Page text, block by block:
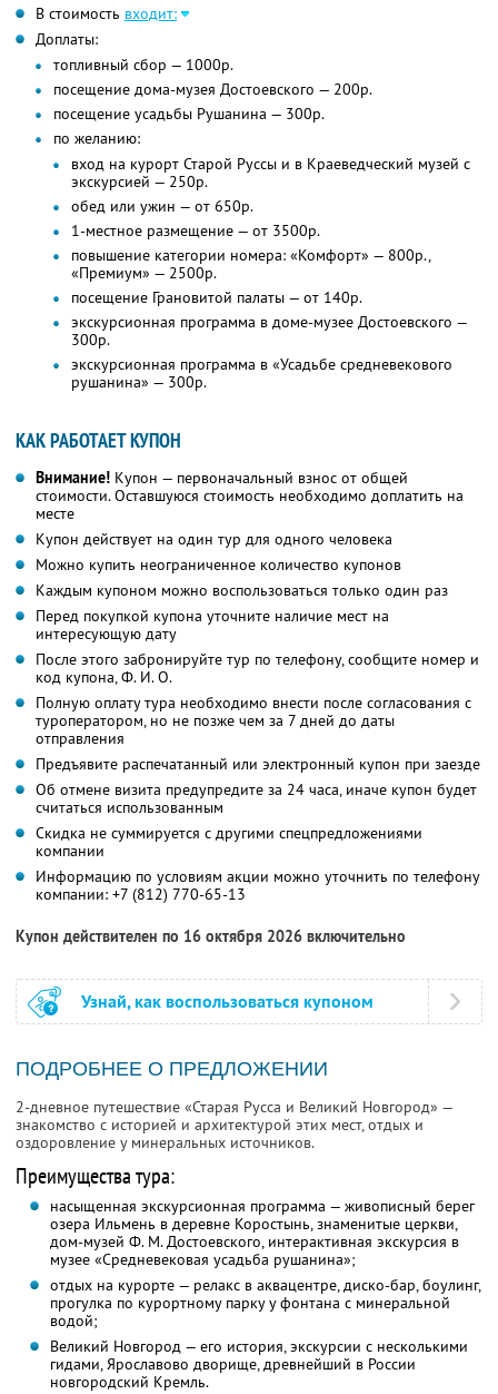
В стоимость входит:
Доплаты:
топливный сбор — 1000р.
посещение дома-музея Достоевского — 200р.
посещение усадьбы Рушанина — 300р.
по желанию:
вход на курорт Старой Руссы и в Краеведческий музей с
экскурсией — 250р.
обед или ужин — от 650р.
1-местное размещение — от 3500р.
повышение категории номера: «Комфорт» — 800р.,
«Премиум» — 2500р.
посещение Грановитой палаты — от 140р.
экскурсионная программа в доме-музее Достоевского —
300р.
экскурсионная программа в «Усадьбе средневекового
рушанина» — 300р.
КАК РАБОТАЕТ КУПОН
Внимание! Купон — первоначальный взнос от общей
стоимости. Оставшуюся стоимость необходимо доплатить на
месте
Купон действует на один тур для одного человека
Можно купить неограниченное количество купонов
Каждым купоном можно воспользоваться только один раз
Перед покупкой купона уточните наличие мест на
интересующую дату
После этого забронируйте тур по телефону, сообщите номер и
код купона,Ф. И. О.
Полную оплату тура необходимо внести после согласования с
туроператором, но не позже чем за 7 дней до даты
отправления
Предъявите распечатанный или электронный купон при заезде
Об отмене визита предупредите за 24 часа, иначе купон будет
считаться использованным
Скидка не суммируется с другими спецпредложениями
компании
Информацию по условиям акции можно уточнить по телефону
компании: +7 (812) 770-65-13
Купон действителен по 16 октября 2026 включительно
Узнай, как воспользоваться купоном
ПОДРОБНЕЕ О ПРЕДЛОЖЕНИИ
2-дневное путешествие «Старая Русса и Великий Новгород» —
знакомство с историей и архитектурой этих мест, отдых и
оздоровление у минеральных источников.
Преимущества тура:
насыщенная экскурсионная программа — живописный берег
озера Ильмень в деревне Коростынь, знаменитые церкви,
дом-музей Ф. М. Достоевского, интерактивная экскурсия в
музее «Средневековая усадьба рушанина»;
отдых на курорте — релакс в аквацентре, диско-бар, боулинг,
прогулка по курортному парку у фонтана с минеральной
водой;
Великий Новгород — его история, экскурсии с несколькими
гидами, Ярославово дворище, древнейший в России
новгородский Кремль.